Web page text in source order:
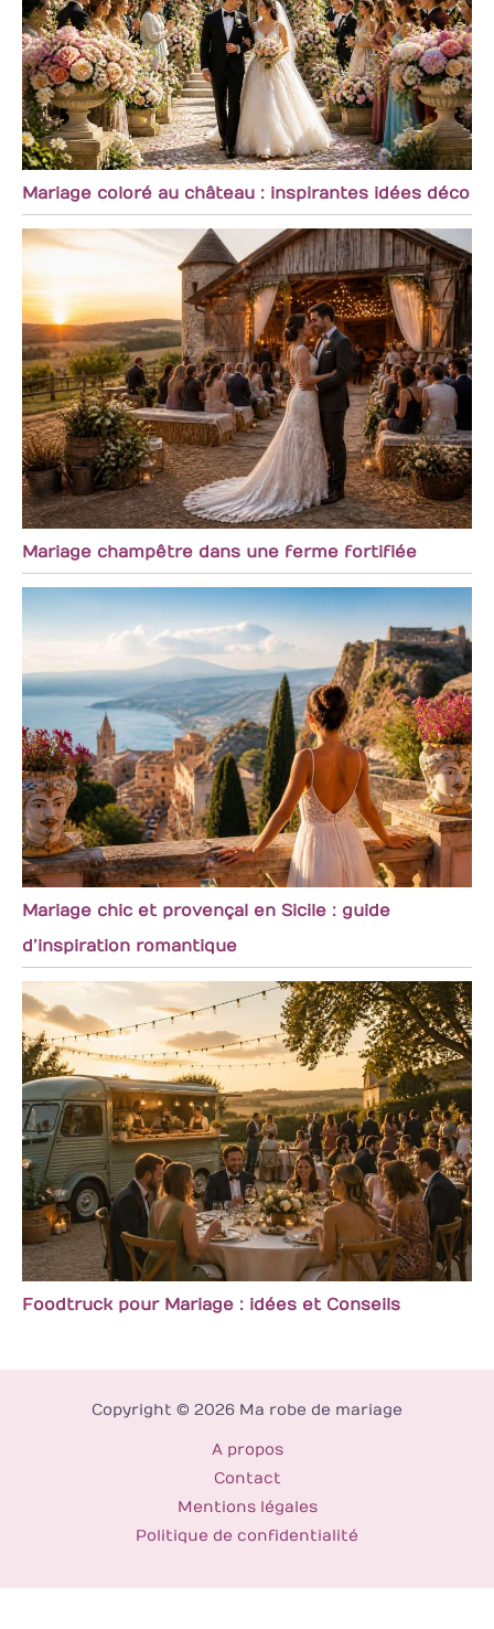
Mariage coloré au château : inspirantes idées déco
Mariage champêtre dans une ferme fortifiée
Mariage chic et provençal en Sicile : guide
d’inspiration romantique
Foodtruck pour Mariage : idées et Conseils
Copyright © 2026 Ma robe de mariage
A propos
Contact
Mentions légales
Politique de confidentialité